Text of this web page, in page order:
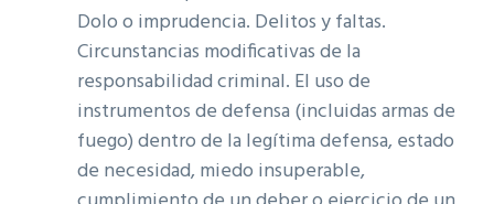
Dolo o imprudencia. Delitos y faltas.
Circunstancias modificativas de la
responsabilidad criminal. El uso de
instrumentos de defensa (incluidas armas de
fuego) dentro de la legítima defensa, estado
de necesidad, miedo insuperable,